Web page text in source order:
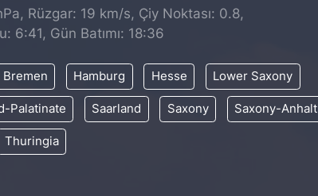
Rüzgar: 19 km/s, Çiy Noktası: 0.8,
6:41, Gün Batımı: 18:36
Bremen Hamburg Hesse Lower Saxony
Palatinate Saarland Saxony Saxony-Anhalt
Thuringia